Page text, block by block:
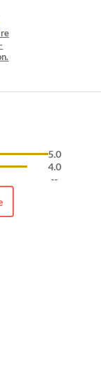
5.0
4.0
--